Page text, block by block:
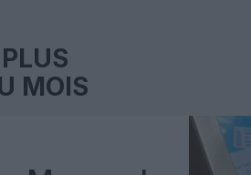
MOIS